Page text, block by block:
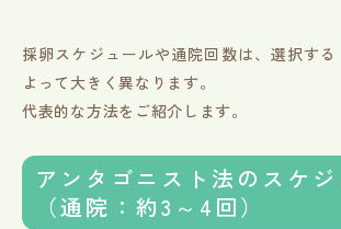
採卵スケジュールや通院回数は、選択す
よって大きく異なります。
代表的な方法をご紹介します。
アンタゴニスト法のスケ
（通院：約3～4回）